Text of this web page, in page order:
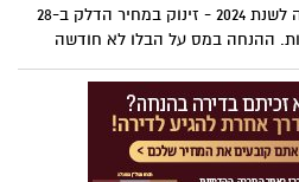
מתנה לשנת 2024 - זינוק במחיר הדלק ב-28
ההנחה במס על הבלו לא חודשה
הגירעון התקציבי מה שמביא לעליה
במחיר הדלק